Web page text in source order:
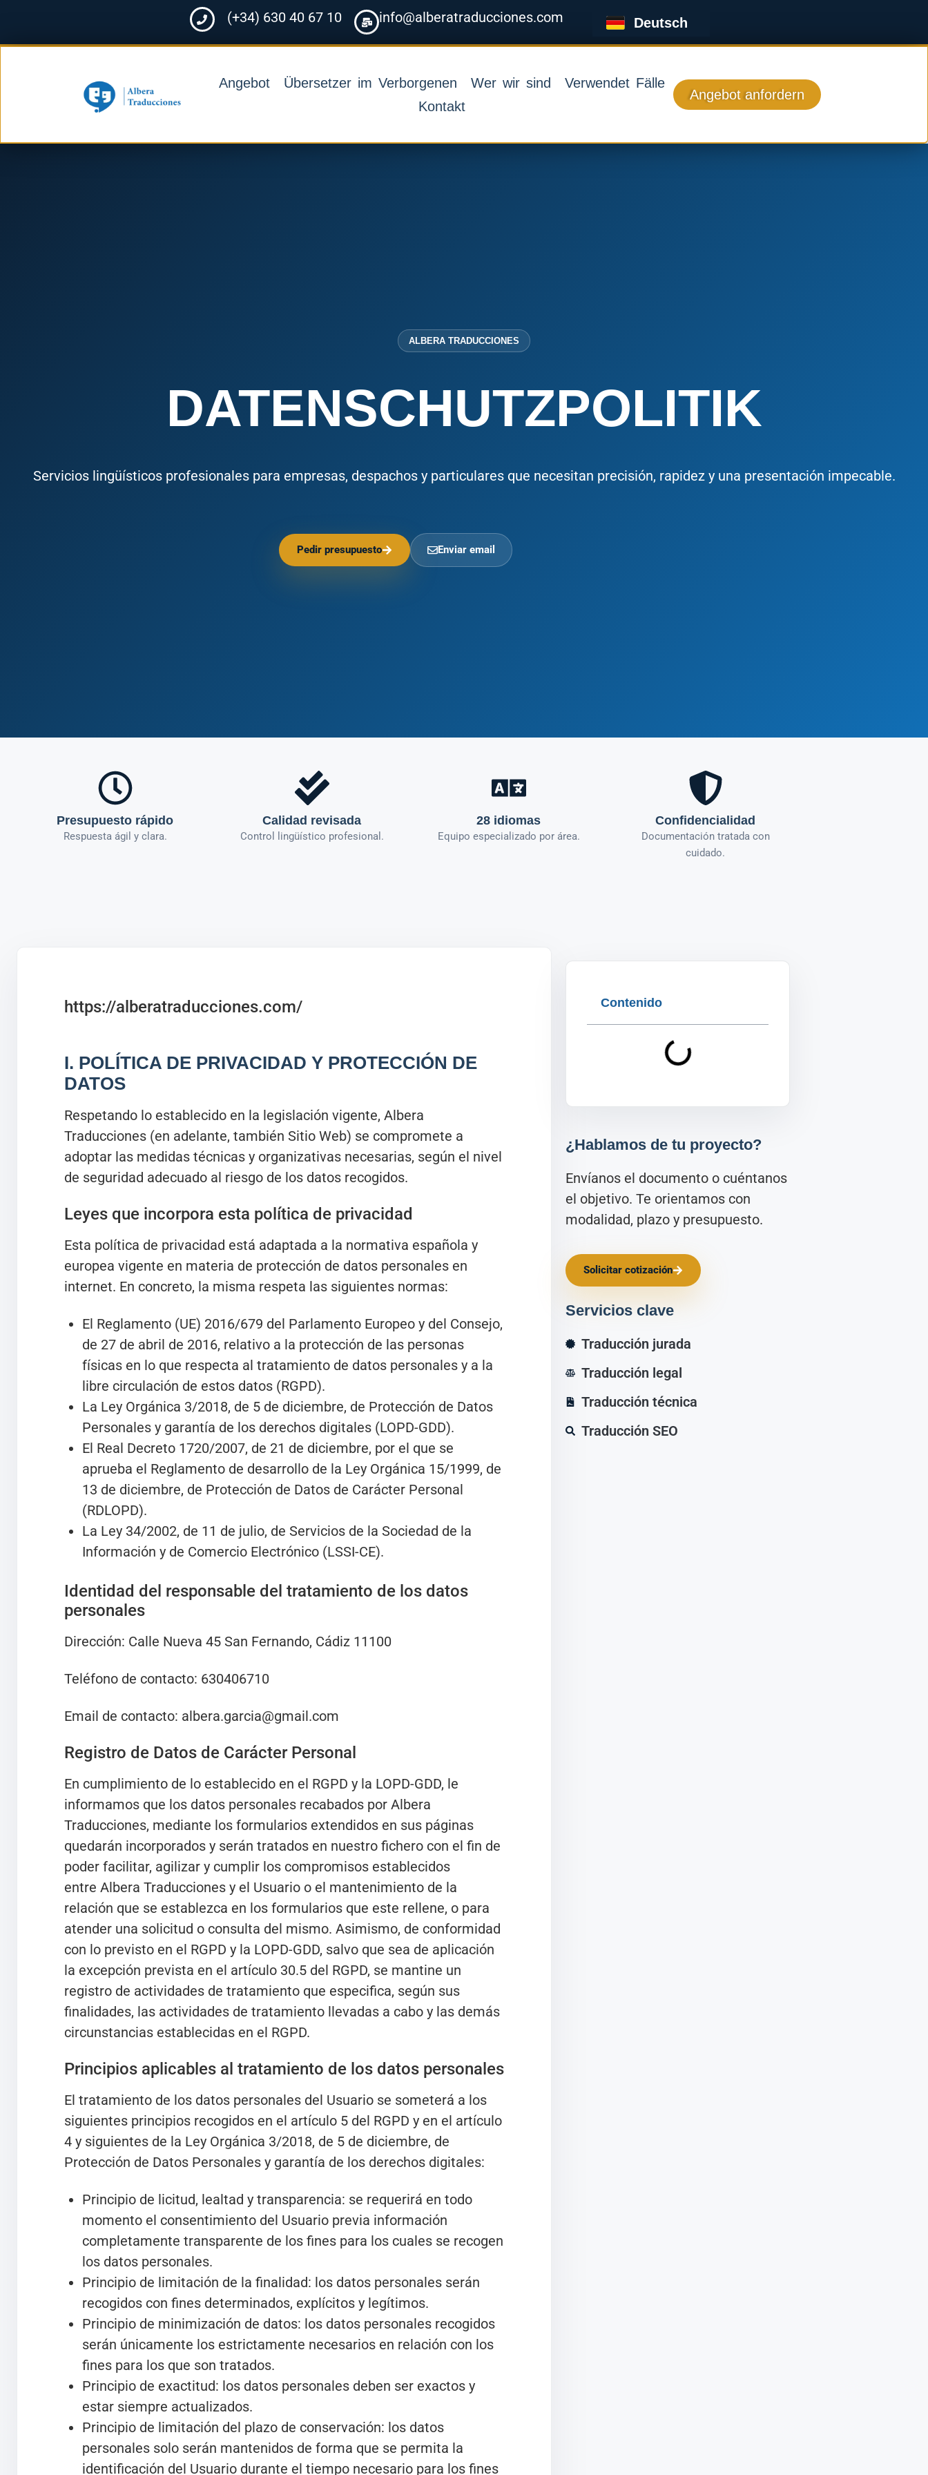
(+34) 630 40 67 10 info@alberatraducciones.com Deutsch
Français
Angebot Übersetzer im Verborgenen Wer wir sind
Verwendet Fälle
Kontakt
Angebot anfordern
ALBERA TRADUCCIONES
DATENSCHUTZPOLITIK
Servicios lingüísticos profesionales para empresas, despachos y particulares que necesitan precisión, rapidez y una presentación impecable.
Pedir presupuesto Enviar email
Presupuesto rápido
Respuesta ágil y clara.
Calidad revisada
Control lingüístico profesional.
28 idiomas
Equipo especializado por área.
Confidencialidad
Documentación tratada con
cuidado.
https://alberatraducciones.com/
I. POLÍTICA DE PRIVACIDAD Y PROTECCIÓN DE
DATOS
Respetando lo establecido en la legislación vigente, Albera
Traducciones (en adelante, también Sitio Web) se compromete a
adoptar las medidas técnicas y organizativas necesarias, según el nivel
de seguridad adecuado al riesgo de los datos recogidos.
Leyes que incorpora esta política de privacidad
Esta política de privacidad está adaptada a la normativa española y
europea vigente en materia de protección de datos personales en
internet. En concreto, la misma respeta las siguientes normas:
El Reglamento (UE) 2016/679 del Parlamento Europeo y del Consejo,
de 27 de abril de 2016, relativo a la protección de las personas
físicas en lo que respecta al tratamiento de datos personales y a la
libre circulación de estos datos (RGPD).
La Ley Orgánica 3/2018, de 5 de diciembre, de Protección de Datos
Personales y garantía de los derechos digitales (LOPD-GDD).
El Real Decreto 1720/2007, de 21 de diciembre, por el que se
aprueba el Reglamento de desarrollo de la Ley Orgánica 15/1999, de
13 de diciembre, de Protección de Datos de Carácter Personal
(RDLOPD).
La Ley 34/2002, de 11 de julio, de Servicios de la Sociedad de la
Información y de Comercio Electrónico (LSSI-CE).
Identidad del responsable del tratamiento de los datos
personales
Dirección: Calle Nueva 45 San Fernando, Cádiz 11100
Teléfono de contacto: 630406710
Email de contacto: albera.garcia@gmail.com
Registro de Datos de Carácter Personal
En cumplimiento de lo establecido en el RGPD y la LOPD-GDD, le
informamos que los datos personales recabados por Albera
Traducciones, mediante los formularios extendidos en sus páginas
quedarán incorporados y serán tratados en nuestro fichero con el fin de
poder facilitar, agilizar y cumplir los compromisos establecidos
entre Albera Traducciones y el Usuario o el mantenimiento de la
relación que se establezca en los formularios que este rellene, o para
atender una solicitud o consulta del mismo. Asimismo, de conformidad
con lo previsto en el RGPD y la LOPD-GDD, salvo que sea de aplicación
la excepción prevista en el artículo 30.5 del RGPD, se mantine un
registro de actividades de tratamiento que especifica, según sus
finalidades, las actividades de tratamiento llevadas a cabo y las demás
circunstancias establecidas en el RGPD.
Principios aplicables al tratamiento de los datos personales
El tratamiento de los datos personales del Usuario se someterá a los
siguientes principios recogidos en el artículo 5 del RGPD y en el artículo
4 y siguientes de la Ley Orgánica 3/2018, de 5 de diciembre, de
Protección de Datos Personales y garantía de los derechos digitales:
Principio de licitud, lealtad y transparencia: se requerirá en todo
momento el consentimiento del Usuario previa información
completamente transparente de los fines para los cuales se recogen
los datos personales.
Principio de limitación de la finalidad: los datos personales serán
recogidos con fines determinados, explícitos y legítimos.
Principio de minimización de datos: los datos personales recogidos
serán únicamente los estrictamente necesarios en relación con los
fines para los que son tratados.
Principio de exactitud: los datos personales deben ser exactos y
estar siempre actualizados.
Principio de limitación del plazo de conservación: los datos
personales solo serán mantenidos de forma que se permita la
identificación del Usuario durante el tiempo necesario para los fines
Contenido
¿Hablamos de tu proyecto?
Envíanos el documento o cuéntanos
el objetivo. Te orientamos con
modalidad, plazo y presupuesto.
Solicitar cotización
Servicios clave
Traducción jurada
Traducción legal
Traducción técnica
Traducción SEO